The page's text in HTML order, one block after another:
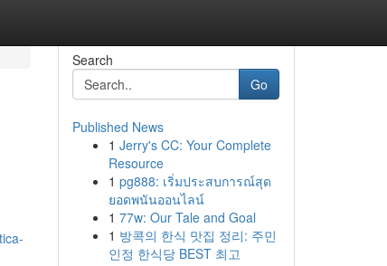
Search
Go
Published News
1 Jerry's CC: Your Complete
Resource
1 pg888: เริ่มประสบการณ์สุด
ยอดพนันออนไลน์
1 77w: Our Tale and Goal
1 방콕의 한식 맛집 정리: 주민
인정 한식당 BEST 최고